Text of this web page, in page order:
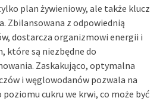
plan żywieniowy, ale także klucz
Zbilansowana z odpowiednią
dostarcza organizmowi energii i
które są niezbędne do
Zaskakująco, optymalna
i węglowodanów pozwala na
cukru we krwi, co może być